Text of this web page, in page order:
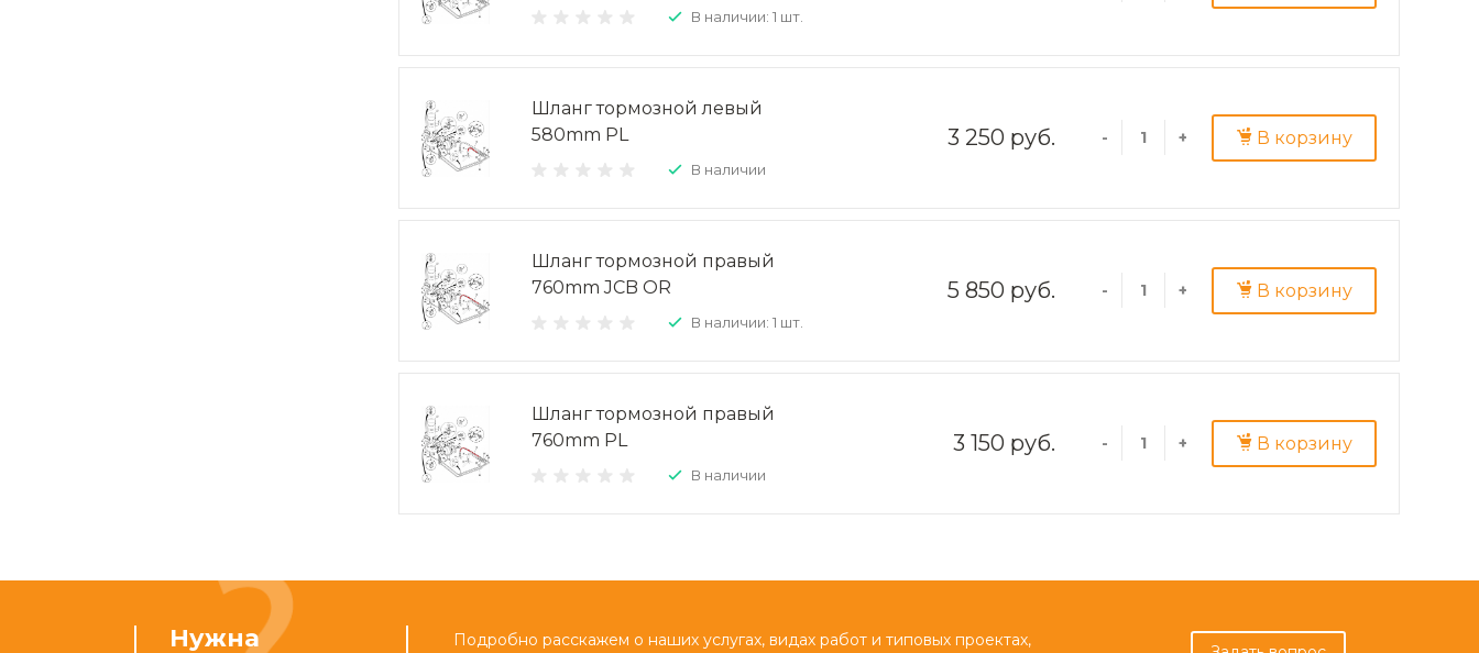
В наличии: 1 шт.
Шланг тормозной левый
580mm PL
В наличии
3 250 руб. - + В корзину
Шланг тормозной правый
760mm JCB OR
В наличии: 1 шт.
5 850 руб. - + В корзину
Шланг тормозной правый
760mm PL
В наличии
3 150 руб. - + В корзину
Нужна
Подробно расскажем о наших услугах, видах работ и типовых проектах,